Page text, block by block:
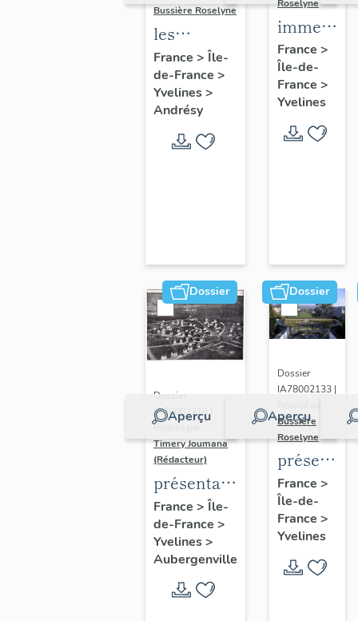
Bussière Roselyne
les
immeubles,
maisons et
fermes du
canton
d'Andrésy
France > Île-
de-France >
Yvelines>
Andrésy
Roselyne
maisons,
fermes
France >
Île-de-
France >
Yvelines
Dossier
Aperçu
Dossier
IA78002210 |
Réalisé par
Timery Joumana
(Rédacteur)
présentation
de l'étude
d'Elisabethville
France > Île-
de-France >
Yvelines>
Aubergenville
Dossier
Aperçu
Dossier
IA78002133 |
Bussière
Roselyne
du
diagnostic
et
France >
Île-de-
France >
Yvelines